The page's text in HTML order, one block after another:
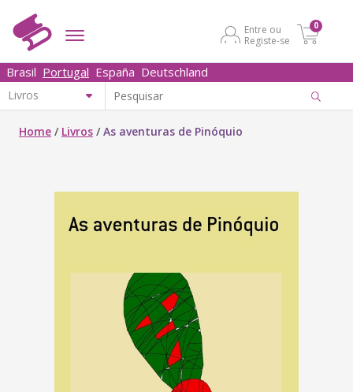
Entre ou
Registe-se
0
Brasil Portugal España Deutschland
Home / Livros /As aventuras de Pinóquio